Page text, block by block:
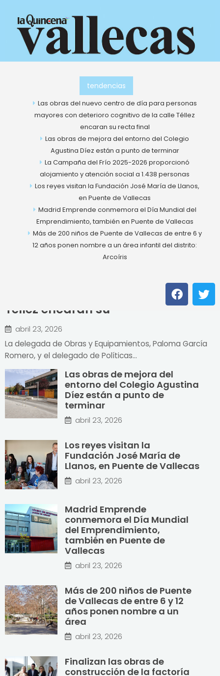
contenido
tendencias
Las obras del nuevo centro de día para personas
mayores con deterioro cognitivo de la calle Téllez
encaran su recta final
Las obras de mejora del entorno del Colegio
Agustina Díez están a punto de terminar
La Campaña del Frío 2025-2026 proporcionó
alojamiento y atención social a 1.438 personas
Los reyes visitan la Fundación José María de Llanos,
en Puente de Vallecas
Madrid Emprende conmemora el Día Mundial del
Emprendimiento, también en Puente de Vallecas
Más de 200 niños de Puente de Vallecas de entre 6 y
12 años ponen nombre a un área infantil del distrito:
Arcoíris
F
a
c
o
T
w
i
e
información, noticias y publicidad de vallecas
Actualidad
para personas mayores con
deterioro cognitivo de la calle
Téllez encaran su
abril 23, 2026
La delegada de Obras y Equipamientos, Paloma García
Romero, y el delegado de Políticas...
Las obras de mejora del
entorno del Colegio Agustina
Díez están a punto de
terminar
abril 23, 2026
Los reyes visitan la
Fundación José María de
Llanos, en Puente de Vallecas
abril 23, 2026
Madrid Emprende
conmemora el Día Mundial
del Emprendimiento,
también en Puente de
Vallecas
abril 23, 2026
Más de 200 niños de Puente
de Vallecas de entre 6 y 12
años ponen nombre a un
área
abril 23, 2026
Finalizan las obras de
construcción de la factoría